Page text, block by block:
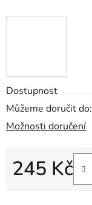
Dostupnost
Můžeme doručit do:
Možnosti doručení
245 Kč